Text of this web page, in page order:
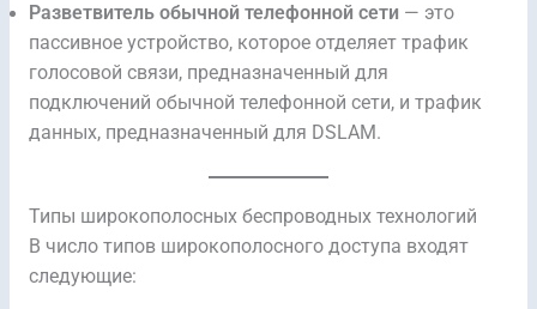
Разветвитель обычной телефонной сети — это
пассивное устройство, которое отделяет трафик
голосовой связи, предназначенный для
подключений обычной телефонной сети, и трафик
данных, предназначенный для DSLAM.
Типы широкополосных беспроводных технологий
В число типов широкополосного доступа входят
следующие: